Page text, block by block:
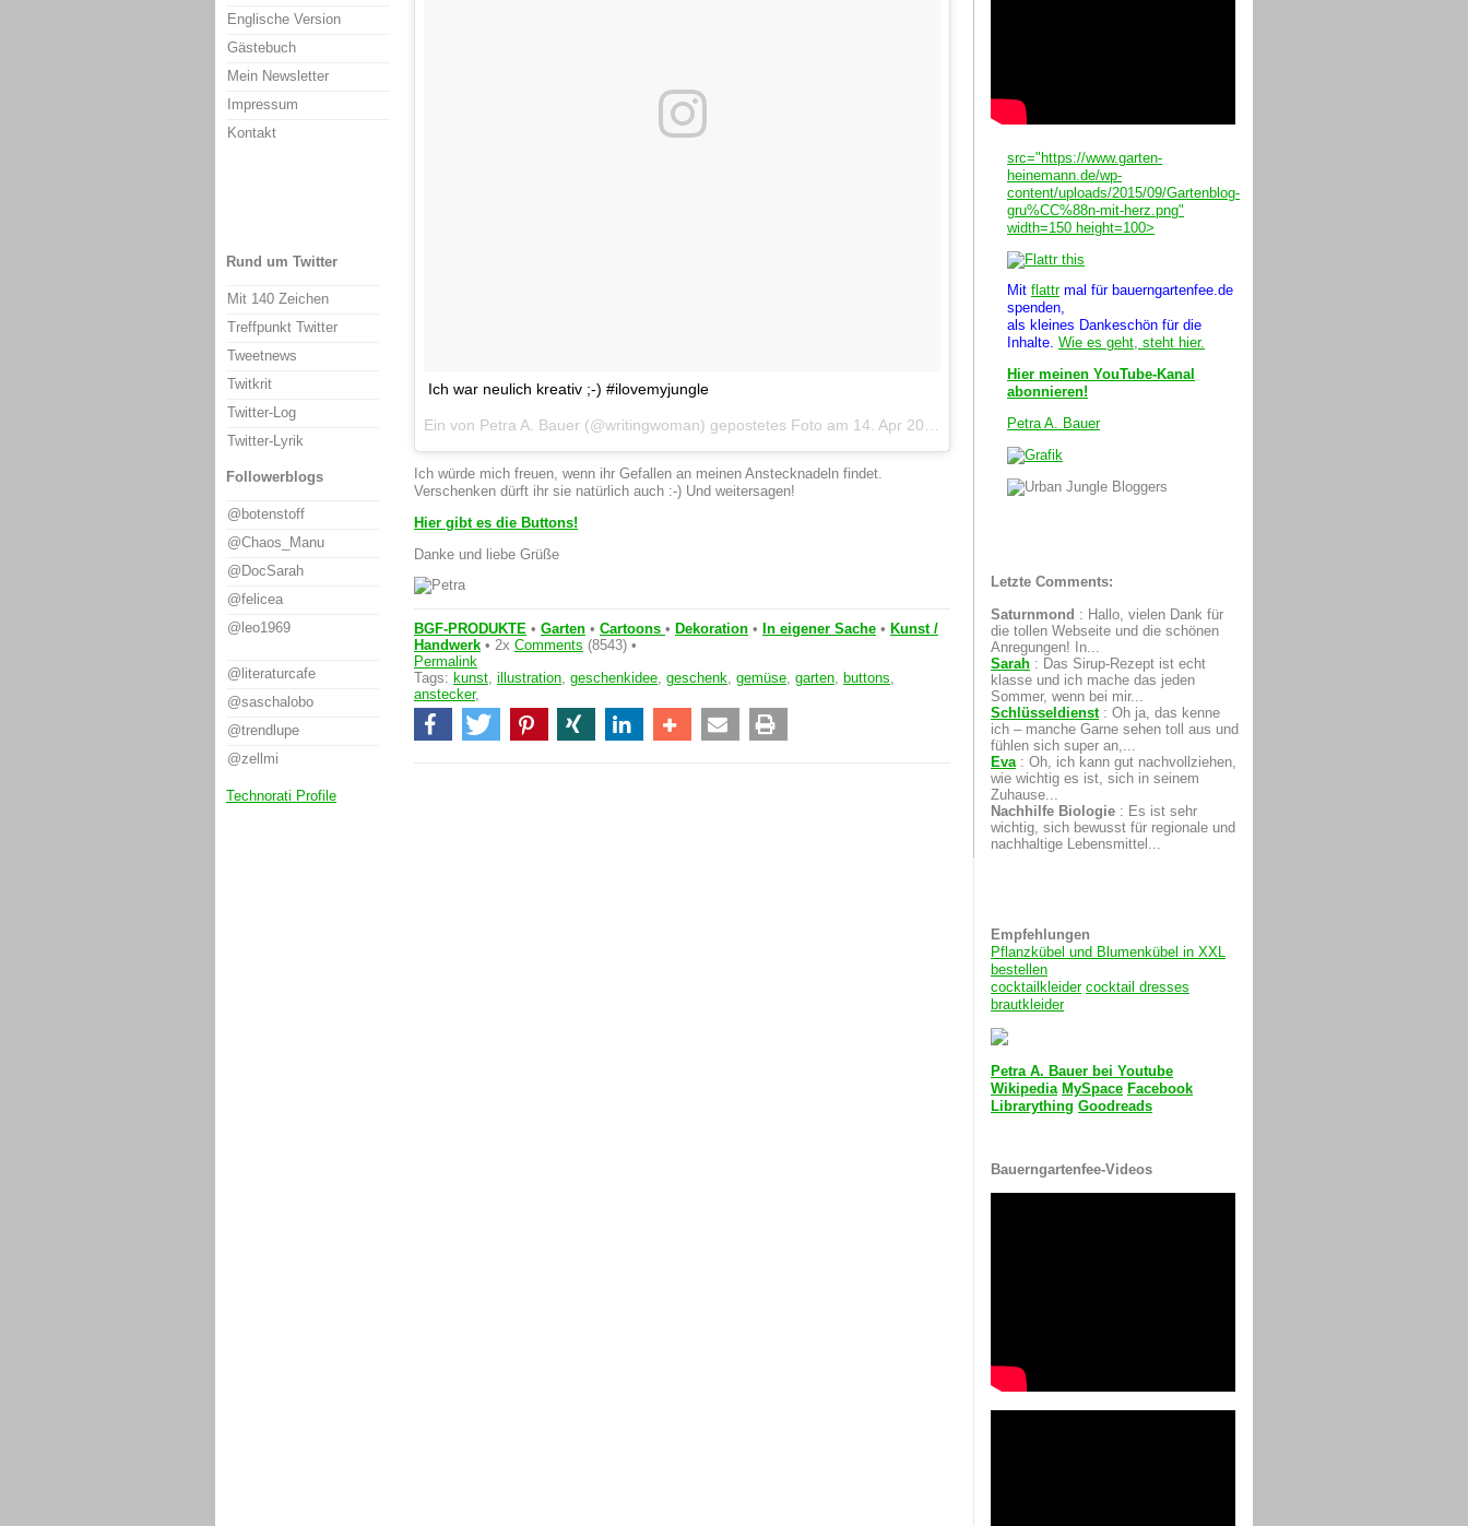
Ich war neulich kreativ ;-) #ilovemyjungle
Ein von Petra A. Bauer (@writingwoman) gepostetes Foto am 14. Apr 2016 um 11:32 Uhr
Ich würde mich freuen, wenn ihr Gefallen an meinen Anstecknadeln findet.
Verschenken dürft ihr sie natürlich auch :-) Und weitersagen!
Hier gibt es die Buttons!
Danke und liebe Grüße
BGF-PRODUKTE • Garten • Cartoons • Dekoration • In eigener Sache • Kunst /
Handwerk • 2x Comments (8543) •
Permalink
Tags: kunst, illustration, geschenkidee, geschenk, gemüse, garten, buttons,
anstecker,
src="https://www.garten-
heinemann.de/wp-
content/uploads/2015/09/Gartenblog-
gru%CC%88n-mit-herz.png"
width=150 height=100>
Mit flattrmal für bauerngartenfee.de
spenden,
als kleines Dankeschön für die
Inhalte. Wie es geht, steht hier.
Hier meinen YouTube-Kanal
abonnieren!
Petra A. Bauer
Letzte Comments:
Saturnmond : Hallo, vielen Dank für
die tollen Webseite und die schönen
Anregungen! In...
Sarah : Das Sirup-Rezept ist echt
klasse und ich mache das jeden
Sommer, wenn bei mir...
Schlüsseldienst : Oh ja, das kenne
ich – manche Garne sehen toll aus und
fühlen sich super an,...
Eva : Oh, ich kann gut nachvollziehen,
wie wichtig es ist, sich in seinem
Zuhause...
Nachhilfe Biologie : Es ist sehr
wichtig, sich bewusst für regionale und
nachhaltige Lebensmittel...
Empfehlungen
Pflanzkübel und Blumenkübel in XXL
bestellen
cocktailkleider cocktail dresses
brautkleider
Petra A. Bauer bei Youtube
Wikipedia MySpace Facebook
Librarything Goodreads
Bauerngartenfee-Videos
Englische Version
Gästebuch
Mein Newsletter
Impressum
Kontakt
Rund um Twitter
Mit 140 Zeichen
Treffpunkt Twitter
Tweetnews
Twitkrit
Twitter-Log
Twitter-Lyrik
Followerblogs
@botenstoff
@Chaos_Manu
@DocSarah
@felicea
@leo1969
@literaturcafe
@saschalobo
@trendlupe
@zellmi
Technorati Profile